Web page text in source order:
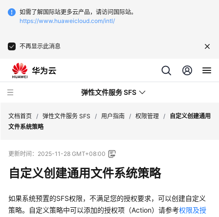
如需了解国际站更多云产品，请访问国际站。
https://www.huaweicloud.com/intl/
不再显示此消息
弹性文件服务 SFS
新
动
态
服
务
文档首页 / 弹性文件服务 SFS / 用户指南 / 权限管理 /
自定义创建通用
文件系统策略
更新时间： 2025-11-28 GMT+08:00
自定义创建通用文件系统策略
如果系统预置的SFS权限，不满足您的授权要求，可以创建自定义
策略。自定义策略中可以添加的授权项（Action）请参考权限及授